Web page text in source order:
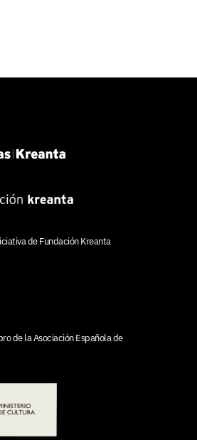
deFundación Kreanta
de laAsociación Española de